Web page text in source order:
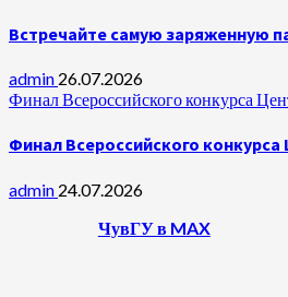
Встречайте самую заряженную
admin 26.07.2026
Финал Всероссийского конкурса
Финал Всероссийского
admin 24.07.2026
ЧувГУ в MAX